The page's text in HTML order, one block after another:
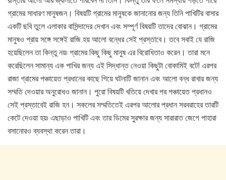
গ্রামের সাধারণ মানুষজন। বিষয়টি গ্রামের মানুষকে জানানোর জন্য তিনি পাখিটির বাসার
একটি ছবি তুলে এলাকার বাসিন্দাদের দেখান এবং সম্পূর্ণ বিষয়টি তাদের বোঝান। গ্রামের
মানুষও প্রায় সঙ্গে সঙ্গেই রাজি হয় আলো বন্ধের সেই প্রস্তাবে। তবে সবাই যে রাজি
হয়েছিলেন তা কিন্তু নয়৷ গ্রামের কিছু কিছু মানুষ এর বিরোধিতাও করেন। তারা মনে
করেছিলেন সামান্য এক পাখির জন্য এই সিদ্ধান্ত নেওয়া কিছুটা বোকামিই বটে! এরপর
রাজা গ্রামের পঞ্চায়েত প্রধানের কাছে গিয়ে ঘটনাটি জানান এবং আলো বন্ধ রাখার জন্য
সম্মতি দেওয়ার অনুরোধও জানান। পুরো বিষয়টি খতিয়ে দেখার পর পঞ্চায়েত প্রধানও
সেই প্রস্তাবেই রাজি হন। সকলের সম্মতিতেই এরপর আলোর প্রধান সরবরাহের তারটি
কেটে দেওয়া হয়৷ এছাড়াও পাখিটি এবং তার ডিমের সুরক্ষার জন্য সারারাত জেগে পাহারা
বসানোরও ব্যবস্থা করেন তারা।